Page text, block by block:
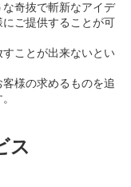
奇抜で斬新なアイデ
ご提供することが可
ことが出来ないとい
様の求めるものを追
ス